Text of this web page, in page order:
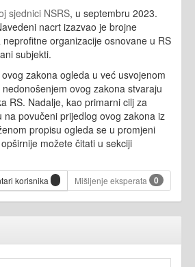
sjednici NSRS, u septembru 2023.
nacrt izazvao je brojne
organizacije osnovane u RS
subjekti.
zakona ogleda u već usvojenom
ovog zakona stvaraju
RS. Nadalje, kao primarni cilj za
na povučeni prijedlog ovog zakona iz
propisu ogleda se u promjeni
možete čitati u sekciji
korisnika Mišljenje eksperata 0